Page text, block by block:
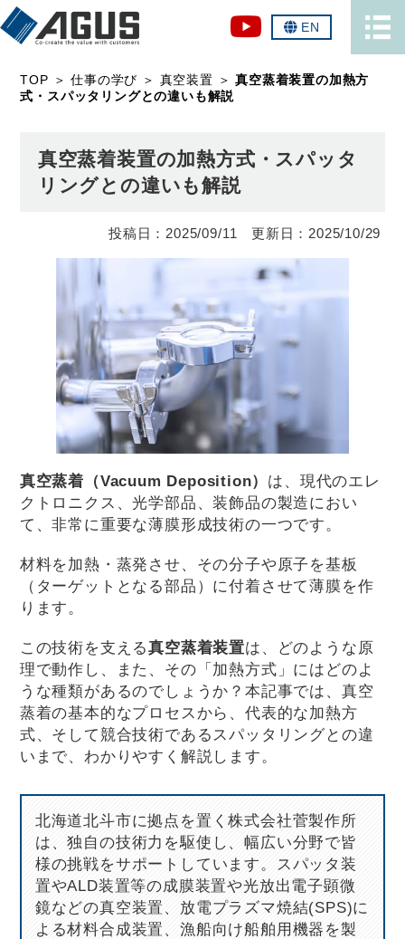
EN
TOP ＞仕事の学び ＞ 真空装置 ＞真空蒸着装置の加熱方
式・スパッタリングとの違いも解説
真空蒸着装置の加熱方式・スパッタ
リングとの違いも解説
2025/09/11 2025/10/29
真空蒸着（Vacuum Deposition） は、現代のエレ
クトロニクス、光学部品、装飾品の製造におい
て、非常に重要な薄膜形成技術の一つです。
材料を加熱・蒸発させ、その分子や原子を基板
（ターゲットとなる部品）に付着させて薄膜を作
ります。
この技術を支える真空蒸着装置は、どのような原
理で動作し、また、その「加熱方式」にはどのよ
うな種類があるのでしょうか？本記事では、真空
蒸着の基本的なプロセスから、代表的な加熱方
式、そして競合技術であるスパッタリングとの違
いまで、わかりやすく解説します。
北海道北斗市に拠点を置く株式会社菅製作所
は、独自の技術力を駆使し、幅広い分野で皆
様の挑戦をサポートしています。スパッタ装
置やALD装置等の成膜装置や光放出電子顕微
鏡などの真空装置、放電プラズマ焼結(SPS)に
よる材料合成装置、漁船向け船舶用機器を製